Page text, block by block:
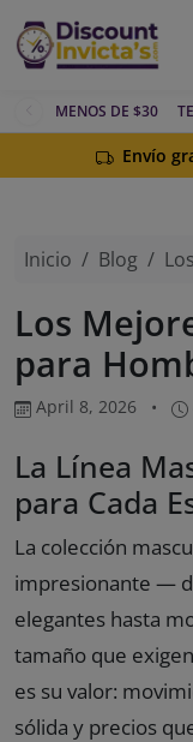
MENOS DE $30
Envío
Inicio Blog Los
Los
para
April 8, 2026 •
La Línea
para Cada
La colección
impresionante —
elegantes hasta
tamaño que
es su valor:
sólida y precios